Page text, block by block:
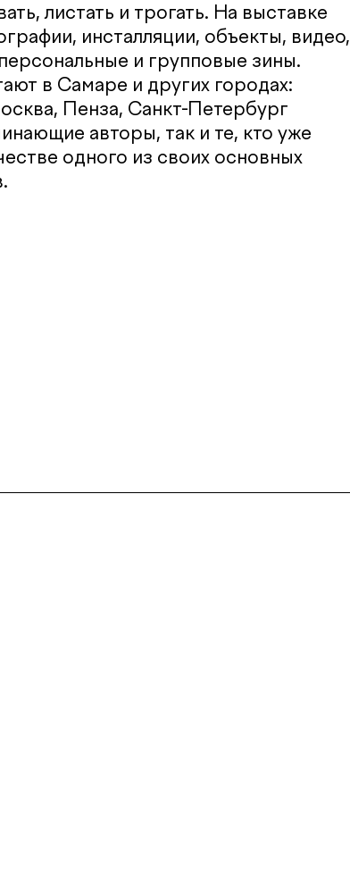
листать и трогать. На выставке
инсталляции, объекты, видео,
и групповые зины.
в Самаре и других городах:
Пенза, Санкт-Петербург
авторы, так и те, кто уже
одного из своих основных